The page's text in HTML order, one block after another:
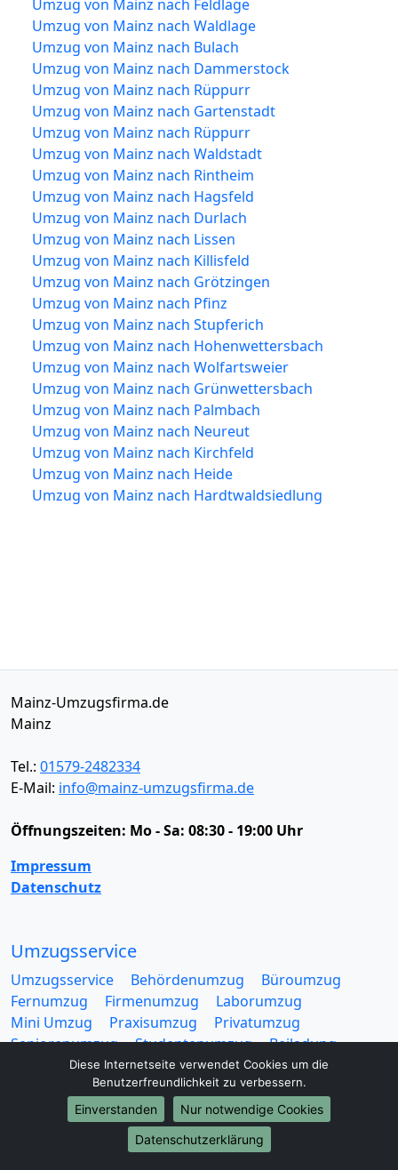
Umzug von Mainz nach Feldlage
Umzug von Mainz nach Waldlage
Umzug von Mainz nach Bulach
Umzug von Mainz nach Dammerstock
Umzug von Mainz nach Rüppurr
Umzug von Mainz nach Gartenstadt
Umzug von Mainz nach Rüppurr
Umzug von Mainz nach Waldstadt
Umzug von Mainz nach Rintheim
Umzug von Mainz nach Hagsfeld
Umzug von Mainz nach Durlach
Umzug von Mainz nach Lissen
Umzug von Mainz nach Killisfeld
Umzug von Mainz nach Grötzingen
Umzug von Mainz nach Pfinz
Umzug von Mainz nach Stupferich
Umzug von Mainz nach Hohenwettersbach
Umzug von Mainz nach Wolfartsweier
Umzug von Mainz nach Grünwettersbach
Umzug von Mainz nach Palmbach
Umzug von Mainz nach Neureut
Umzug von Mainz nach Kirchfeld
Umzug von Mainz nach Heide
Umzug von Mainz nach Hardtwaldsiedlung
Mainz-Umzugsfirma.de
Mainz
Tel.: 01579-2482334
E-Mail: info@mainz-umzugsfirma.de
Öffnungszeiten: Mo - Sa: 08:30 - 19:00 Uhr
Impressum
Datenschutz
Umzugsservice
Umzugsservice Behördenumzug
Büroumzug
Fernumzug
Firmenumzug
Laborumzug
Mini Umzug
Praxisumzug
Privatumzug
Seniorenumzug
Studentenumzug
Beiladung
Entrümpelung
Halteverbotszone
Klaviertransport
Haushaltsauflösung
Möbeltaxi
Möbelmitfahrzentrale
Umzugskartons
Diese Internetseite verwendet Cookies um die
Benutzerfreundlichkeit zu verbessern.
Einverstanden
Nur notwendige Cookies
Datenschutzerklärung